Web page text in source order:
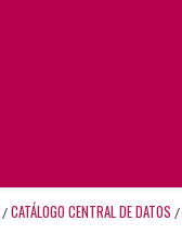
/ CATÁLOGO CENTRAL DE DATOS /